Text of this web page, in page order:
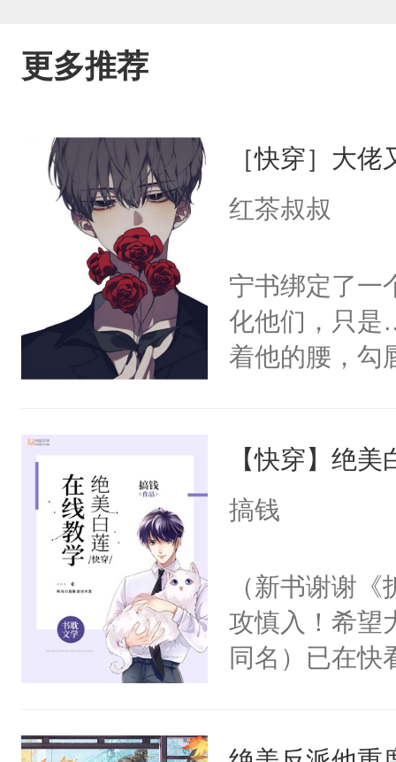
更多推荐
［快穿］大
红茶叔叔
宁书绑定了一
化他们，只是
着他的腰，勾
来，给老公
用力——为你
【快穿】绝
搞钱
（新书谢谢
攻慎入！希望
同名）已在快